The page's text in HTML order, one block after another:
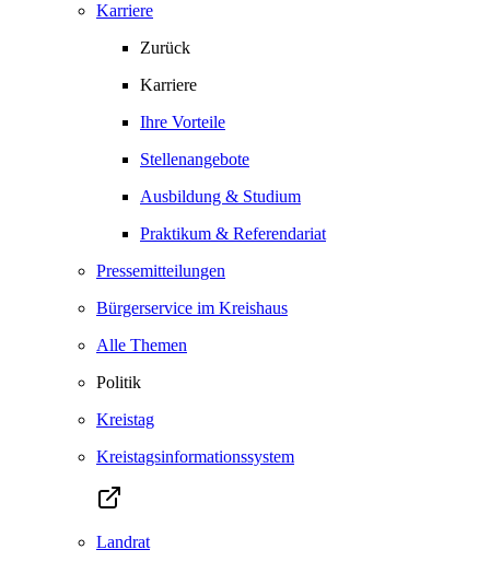
Karriere
Zurück
Karriere
Ihre Vorteile
Stellenangebote
Ausbildung & Studium
Praktikum & Referendariat
Pressemitteilungen
Bürgerservice im Kreishaus
Alle Themen
Politik
Kreistag
Kreistagsinformationssystem
Landrat